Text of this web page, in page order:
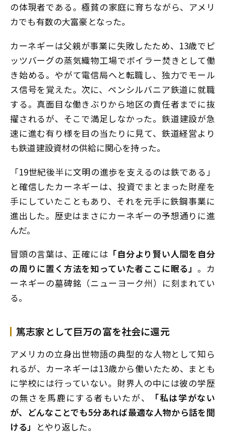
の体現者である。極貧の家庭に育ちながら、アメリ
カでも有数の大富豪となった。
カーネギーは父親が事業に失敗したため、13歳でピ
ッツバーグの蒸気織物工場でボイラー焚きとして働
き始める。やがて電信局へと転職し、独力でモール
ス信号を覚えた。次に、ペンシルバニア鉄道に就職
する。真面目な働きぶりから地区の責任者までに抜
擢されるが、そこで満足しなかった。鉄道建設が急
速に進む有り様を目の当たりに見て、鉄道経営より
も鉄道建設資材の供給に関心を持った。
「19世紀後半に文明の進歩を支えるのは鉄である」
と確信したカーネギーは、投資でまとまった財産を
手にしていたこともあり、それを元手に鉄鋼事業に
進出した。歴史はまさにカーネギーの予想通りに進
んだ。
冒頭の言葉は、正確には 「自分より賢い人間を自分
の周りに置く方法を知っていた者ここに眠る」 。カ
ーネギーの墓碑銘（ニューヨーク州）に刻まれてい
る。
篤志家として巨万の富を社会に還元
アメリカの立身出世物語の典型的な人物として知ら
れるが、カーネギーは13歳から働いたため、まとも
に学校には行っていない。財界人の中には彼の学歴
の無さを馬鹿にする者もいたが、
「私は学がない
が、どんなことでも5分あれば最適な人物から話を聞
ける」 とやり返した。